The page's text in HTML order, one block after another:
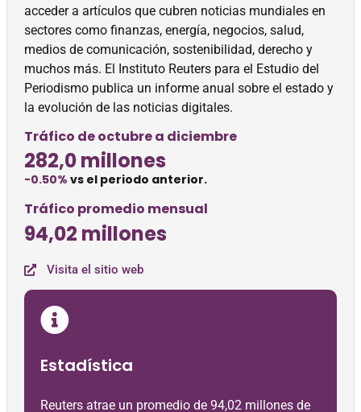
acceder a artículos que cubren noticias mundiales en
sectores como finanzas, energía, negocios, salud,
medios de comunicación, sostenibilidad, derecho y
muchos más. El Instituto Reuters para el Estudio del
Periodismo publica un informe anual sobre el estado y
la evolución de las noticias digitales.
Tráfico de octubre a diciembre
282,0 millones
-0.50% vs el periodo anterior.
Tráfico promedio mensual
94,02 millones
Visita el sitio web
Estadística
Reuters atrae un promedio de 94,02 millones de